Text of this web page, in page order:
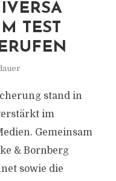
TEST
stand in
im
Gemeinsam
& Bornberg
sowie die